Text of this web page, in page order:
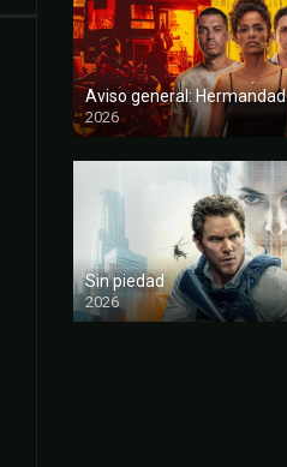
Aviso general: Hermandad
2026
FULL HD
Sin piedad
2026
FULL HD